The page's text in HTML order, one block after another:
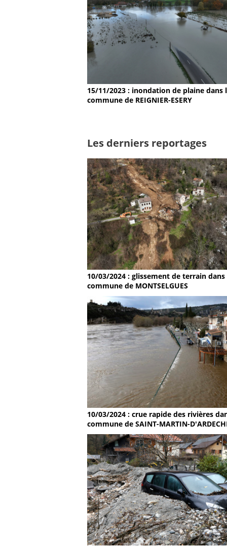
15/11/2023 : inondation de plaine dans
commune de REIGNIER-ESERY
Les derniers reportages
10/03/2024 : glissement de terrain dans
commune de MONTSELGUES
10/03/2024 : crue rapide des rivières
commune de SAINT-MARTIN-